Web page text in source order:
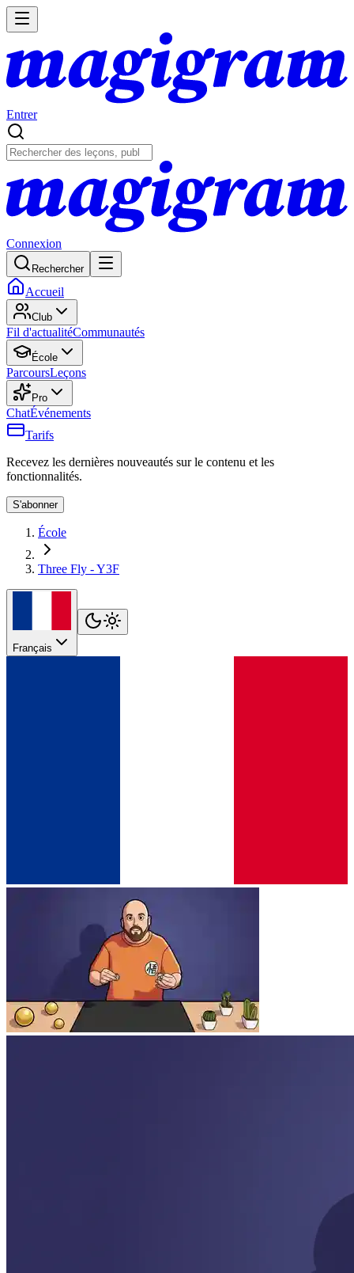
Entrer
Connexion
Rechercher
Accueil
Club
Fil d'actualitéCommunautés
École
ParcoursLeçons
Pro
ChatÉvénements
Tarifs
Recevez les dernières nouveautés sur le contenu et les
fonctionnalités.
S'abonner
École
Three Fly - Y3F
Français